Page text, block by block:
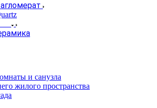
и санузла
жилого пространства